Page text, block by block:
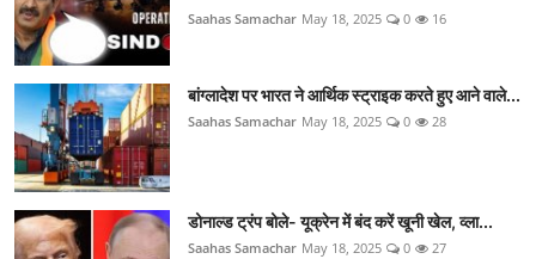
Saahas Samachar May 18, 2025 0 16
बांग्लादेश पर भारत ने आर्थिक स्ट्राइक करते हुए आने वाले...
Saahas Samachar May 18, 2025 0 28
डोनाल्ड ट्रंप बोले- यूक्रेन में बंद करें खूनी खेल, व्ला...
Saahas Samachar May 18, 2025 0 27